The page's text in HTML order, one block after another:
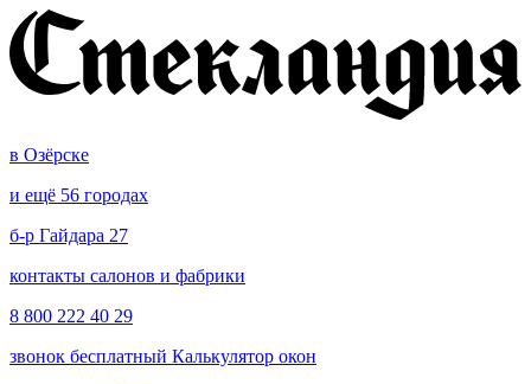
в Озёрске
и ещё 56 городах
б-р Гайдара 27
контакты салонов и фабрики
8 800 222 40 29
звонок бесплатный Калькулятор окон